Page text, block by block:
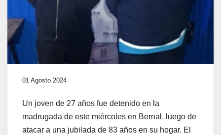
01 Agosto 2024
Un joven de 27 años fue detenido en la
madrugada de este miércoles en Bernal, luego de
atacar a una jubilada de 83 años en su hogar. El